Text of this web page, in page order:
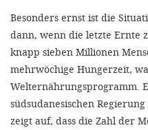
Besonders ernst ist die
dann, wenn die letzte Ernte
knapp sieben Millionen
mehrwöchige Hungerzeit,
Welternährungsprogramm.
südsudanesischen
zeigt auf, dass die Zahl der